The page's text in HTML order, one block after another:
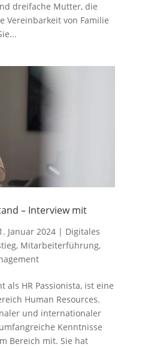
dreifache Mutter, die
Vereinbarkeit von Familie
– Interview mit
Januar 2024| Digitales
, Mitarbeiterführung,
als HR Passionista, ist eine
Human Resources.
und internationaler
Kenntnisse
Bereich mit. Sie hat